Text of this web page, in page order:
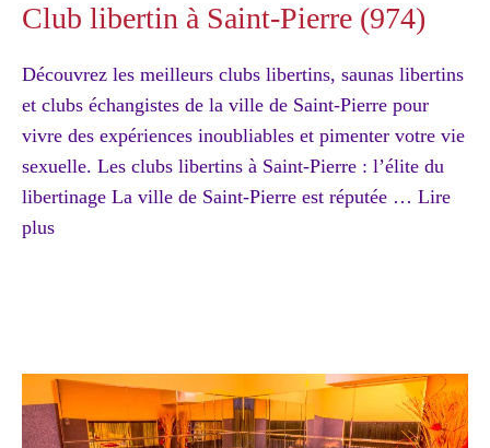
Club libertin à Saint-Pierre (974)
Découvrez les meilleurs clubs libertins, saunas libertins
et clubs échangistes de la ville de Saint-Pierre pour
vivre des expériences inoubliables et pimenter votre vie
sexuelle. Les clubs libertins à Saint-Pierre : l’élite du
libertinage La ville de Saint-Pierre est réputée … Lire
plus